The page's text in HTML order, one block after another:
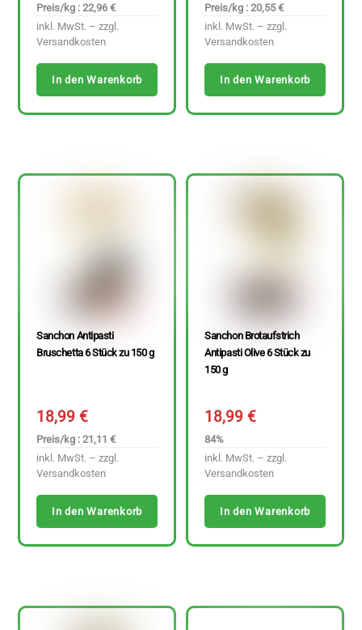
Preis/kg : 22,96 €
inkl. MwSt. – zzgl.
Versandkosten
In den Warenkorb
Preis/kg : 20,55 €
inkl. MwSt. – zzgl.
Versandkosten
In den Warenkorb
Sanchon Antipasti
Bruschetta 6 Stück zu 150 g
18,99€
Preis/kg : 21,11 €
inkl. MwSt. – zzgl.
Versandkosten
In den Warenkorb
Sanchon Brotaufstrich
Antipasti Olive 6 Stück zu
150 g
18,99€
84%
inkl. MwSt. – zzgl.
Versandkosten
In den Warenkorb